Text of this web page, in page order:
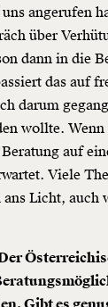
angerufen
über
dann in die
das auf
darum
wollte.
auf
Viele
ans Licht, auch